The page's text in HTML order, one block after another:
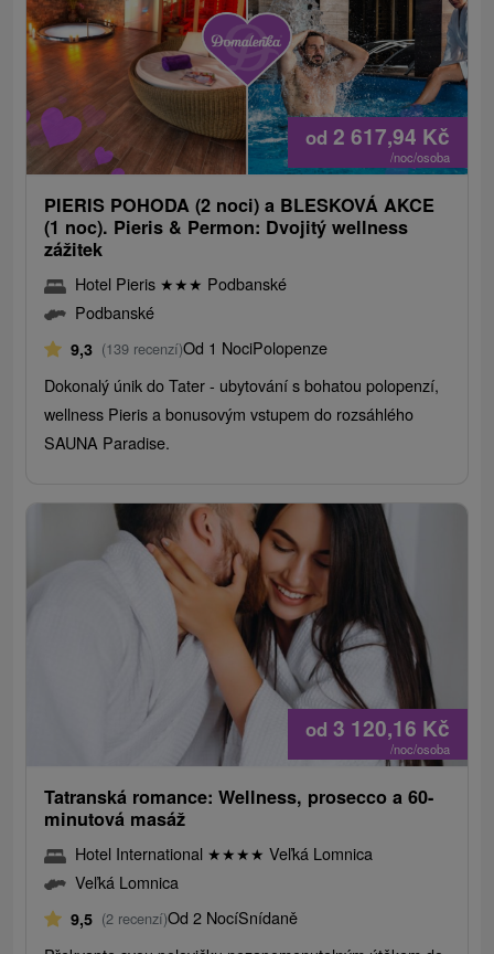
od 2 617,94 Kč
/noc/osoba
PIERIS POHODA (2 noci) a BLESKOVÁ AKCE
(1 noc). Pieris & Permon: Dvojitý wellness
zážitek
Hotel Pieris ★★★ Podbanské
Podbanské
9,3 (139 recenzí)Od 1 NociPolopenze
Dokonalý únik do Tater - ubytování s bohatou polopenzí,
wellness Pieris a bonusovým vstupem do rozsáhlého
SAUNA Paradise.
od 3 120,16 Kč
/noc/osoba
Tatranská romance: Wellness, prosecco a 60-
minutová masáž
Hotel International ★★★★ Veľká Lomnica
Veľká Lomnica
9,5 (2 recenzí)Od 2 NocíSnídaně